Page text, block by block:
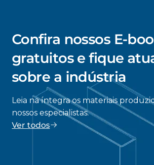
Confira nossos E-
gratuitos e fique
sobre a indústria
Leia na íntegra os materiais
nossos especialistas.
Ver todos